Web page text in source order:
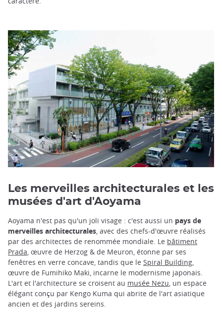
Les merveilles architecturales et les
musées d'art d'Aoyama
Aoyama n'est pas qu'un joli visage : c'est aussi un pays de
merveilles architecturales, avec des chefs-d'œuvre réalisés
par des architectes de renommée mondiale. Le bâtiment
Prada, œuvre de Herzog & de Meuron, étonne par ses
fenêtres en verre concave, tandis que le Spiral Building,
œuvre de Fumihiko Maki, incarne le modernisme japonais.
L'art et l'architecture se croisent au musée Nezu, un espace
élégant conçu par Kengo Kuma qui abrite de l'art asiatique
ancien et des jardins sereins.